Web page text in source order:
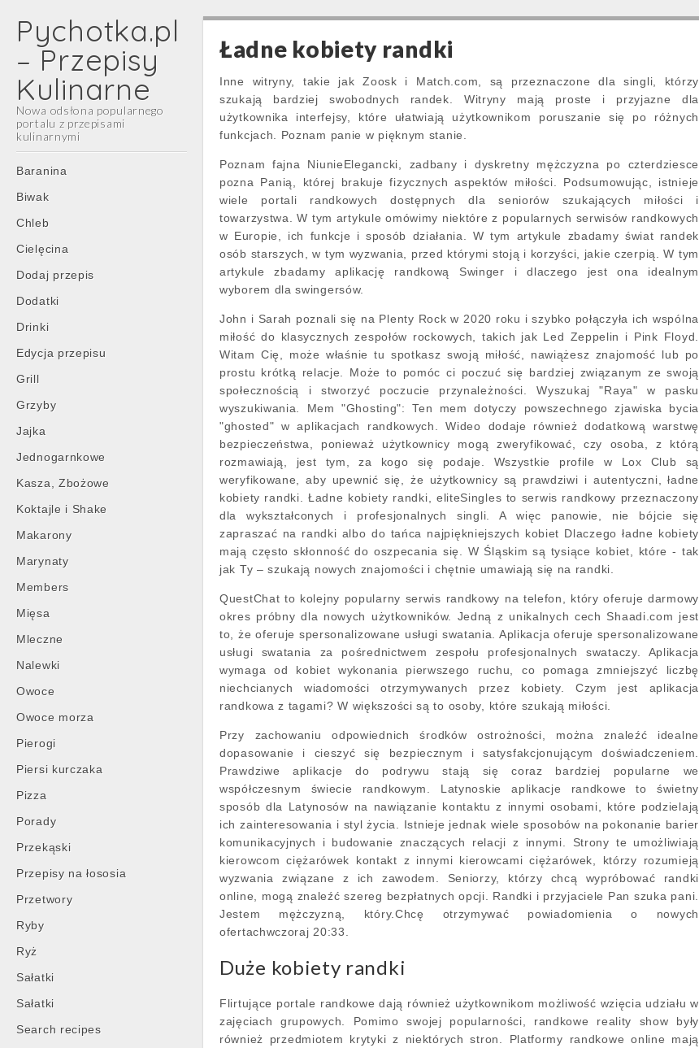
Pychotka.pl
– Przepisy
Kulinarne
Nowa odsłona popularnego
portalu z przepisami
kulinarnymi
Main
menu
Skip
content
Baranina
Biwak
Chleb
Cielęcina
Dodaj przepis
Dodatki
Drinki
Edycja przepisu
Grill
Grzyby
Jajka
Jednogarnkowe
Kasza, Zbożowe
Koktajle i Shake
Makarony
Marynaty
Members
Mięsa
Mleczne
Nalewki
Owoce
Owoce morza
Pierogi
Piersi kurczaka
Pizza
Porady
Przekąski
Przepisy na łososia
Przetwory
Ryby
Ryż
Sałatki
Sałatki
Search recipes
Ładne kobiety randki
Inne witryny, takie jak Zoosk i Match.com, są przeznaczone dla singli, którzy
szukają bardziej swobodnych randek. Witryny mają proste i przyjazne dla
użytkownika interfejsy, które ułatwiają użytkownikom poruszanie się po różnych
funkcjach. Poznam panie w pięknym stanie.
Poznam fajna NiunieElegancki, zadbany i dyskretny mężczyzna po czterdziesce
pozna Panią, której brakuje fizycznych aspektów miłości. Podsumowując, istnieje
wiele portali randkowych dostępnych dla seniorów szukających miłości i
towarzystwa. W tym artykule omówimy niektóre z popularnych serwisów randkowych
w Europie, ich funkcje i sposób działania. W tym artykule zbadamy świat randek
osób starszych, w tym wyzwania, przed którymi stoją i korzyści, jakie czerpią. W tym
artykule zbadamy aplikację randkową Swinger i dlaczego jest ona idealnym
wyborem dla swingersów.
John i Sarah poznali się na Plenty Rock w 2020 roku i szybko połączyła ich wspólna
miłość do klasycznych zespołów rockowych, takich jak Led Zeppelin i Pink Floyd.
Witam Cię, może właśnie tu spotkasz swoją miłość, nawiążesz znajomość lub po
prostu krótką relacje. Może to pomóc ci poczuć się bardziej związanym ze swoją
społecznością i stworzyć poczucie przynależności. Wyszukaj "Raya" w pasku
wyszukiwania. Mem "Ghosting": Ten mem dotyczy powszechnego zjawiska bycia
"ghosted" w aplikacjach randkowych. Wideo dodaje również dodatkową warstwę
bezpieczeństwa, ponieważ użytkownicy mogą zweryfikować, czy osoba, z którą
rozmawiają, jest tym, za kogo się podaje. Wszystkie profile w Lox Club są
weryfikowane, aby upewnić się, że użytkownicy są prawdziwi i autentyczni, ładne
kobiety randki. Ładne kobiety randki, eliteSingles to serwis randkowy przeznaczony
dla wykształconych i profesjonalnych singli. A więc panowie, nie bójcie się
zapraszać na randki albo do tańca najpiękniejszych kobiet Dlaczego ładne kobiety
mają często skłonność do oszpecania się. W Śląskim są tysiące kobiet, które - tak
jak Ty – szukają nowych znajomości i chętnie umawiają się na randki.
QuestChat to kolejny popularny serwis randkowy na telefon, który oferuje darmowy
okres próbny dla nowych użytkowników. Jedną z unikalnych cech Shaadi.com jest
to, że oferuje spersonalizowane usługi swatania. Aplikacja oferuje spersonalizowane
usługi swatania za pośrednictwem zespołu profesjonalnych swataczy. Aplikacja
wymaga od kobiet wykonania pierwszego ruchu, co pomaga zmniejszyć liczbę
niechcianych wiadomości otrzymywanych przez kobiety. Czym jest aplikacja
randkowa z tagami? W większości są to osoby, które szukają miłości.
Przy zachowaniu odpowiednich środków ostrożności, można znaleźć idealne
dopasowanie i cieszyć się bezpiecznym i satysfakcjonującym doświadczeniem.
Prawdziwe aplikacje do podrywu stają się coraz bardziej popularne we
współczesnym świecie randkowym. Latynoskie aplikacje randkowe to świetny
sposób dla Latynosów na nawiązanie kontaktu z innymi osobami, które podzielają
ich zainteresowania i styl życia. Istnieje jednak wiele sposobów na pokonanie barier
komunikacyjnych i budowanie znaczących relacji z innymi. Strony te umożliwiają
kierowcom ciężarówek kontakt z innymi kierowcami ciężarówek, którzy rozumieją
wyzwania związane z ich zawodem. Seniorzy, którzy chcą wypróbować randki
online, mogą znaleźć szereg bezpłatnych opcji. Randki i przyjaciele Pan szuka pani.
Jestem mężczyzną, który.Chcę otrzymywać powiadomienia o nowych
ofertachwczoraj 20:33.
Duże kobiety randki
Flirtujące portale randkowe dają również użytkownikom możliwość wzięcia udziału w
zajęciach grupowych. Pomimo swojej popularności, randkowe reality show były
również przedmiotem krytyki z niektórych stron. Platformy randkowe online mają